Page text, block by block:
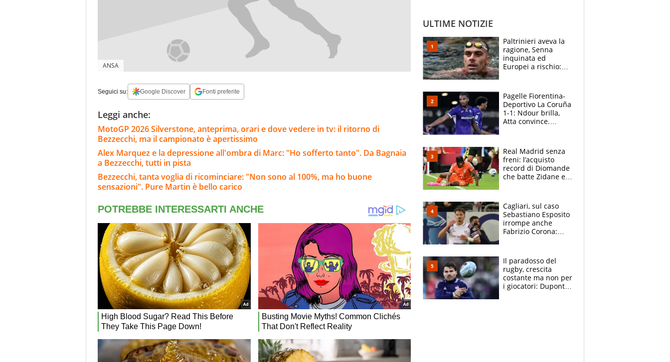
ANSA
Seguici su: Google Discover Fonti preferite
Leggi anche:
MotoGP 2026 Silverstone, anteprima, orari e dove vedere in tv: il ritorno di
Bezzecchi, ma il campionato è apertissimo
Alex Marquez e la depressione all'ombra di Marc: "Ho sofferto tanto". Da Bagnaia
a Bezzecchi, tutti in pista
Bezzecchi, tanta voglia di ricominciare: "Non sono al 100%, ma ho buone
sensazioni". Pure Martin è bello carico
ULTIME NOTIZIE
Paltrinieri aveva la
ragione, Senna
inquinata ed
Europei a rischio:
adesso
Pagelle Fiorentina-
Deportivo La Coruña
1-1: Ndour brilla,
Atta convince.
Real Madrid senza
freni: l’acquisto
record di Diomande
che batte Zidane e
Cagliari, sul caso
Sebastiano Esposito
irrompe anche
Fabrizio Corona:
prove”
Il paradosso del
rugby, crescita
costante ma non per
i giocatori: Dupont